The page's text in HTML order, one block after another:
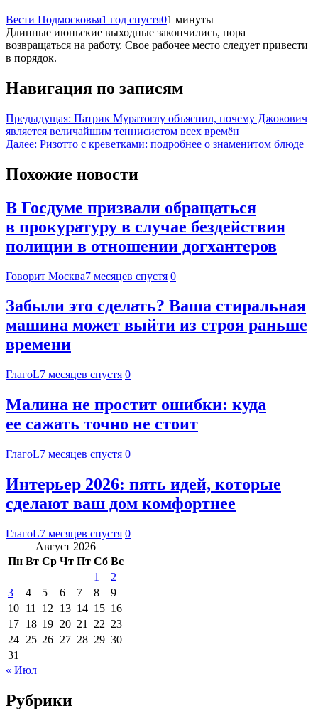
Вести Подмосковья1 год спустя01 минуты
Длинные июньские выходные закончились, пора
возвращаться на работу. Свое рабочее место следует привести
в порядок.
Навигация по записям
Предыдущая: Патрик Муратоглу объяснил, почему Джокович
является величайшим теннисистом всех времён
Далее: Ризотто с креветками: подробнее о знаменитом блюде
Похожие новости
В Госдуме призвали обращаться
в прокуратуру в случае бездействия
полиции в отношении догхантеров
Говорит Москва7 месяцев спустя 0
Забыли это сделать? Ваша стиральная
машина может выйти из строя раньше
времени
ГлагоL7 месяцев спустя 0
Малина не простит ошибки: куда
ее сажать точно не стоит
ГлагоL7 месяцев спустя 0
Интерьер 2026: пять идей, которые
сделают ваш дом комфортнее
ГлагоL7 месяцев спустя 0
Август 2026
Пн Вт Ср Чт Пт Сб Вс
1
2
3
4 5 6 7 8
9
10 11 12 13 14 15 16
17 18 19 20 21 22 23
24 25 26 27 28 29 30
31
« Июл
Рубрики